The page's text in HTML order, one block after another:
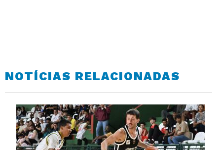
NOTÍCIAS RELACIONADAS